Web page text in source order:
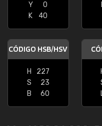
Y
0
K
40
CÓDIGO HSB/HSV
H
227
S
23
B
60